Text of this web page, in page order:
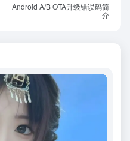
Android A/B OTA升级错误码简
介